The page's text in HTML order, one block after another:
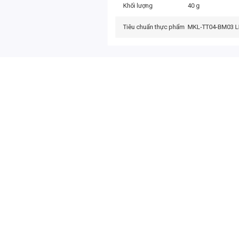
Khối lượng 40 g
Tiêu chuẩn thực phẩm MKL-TT04-BM03